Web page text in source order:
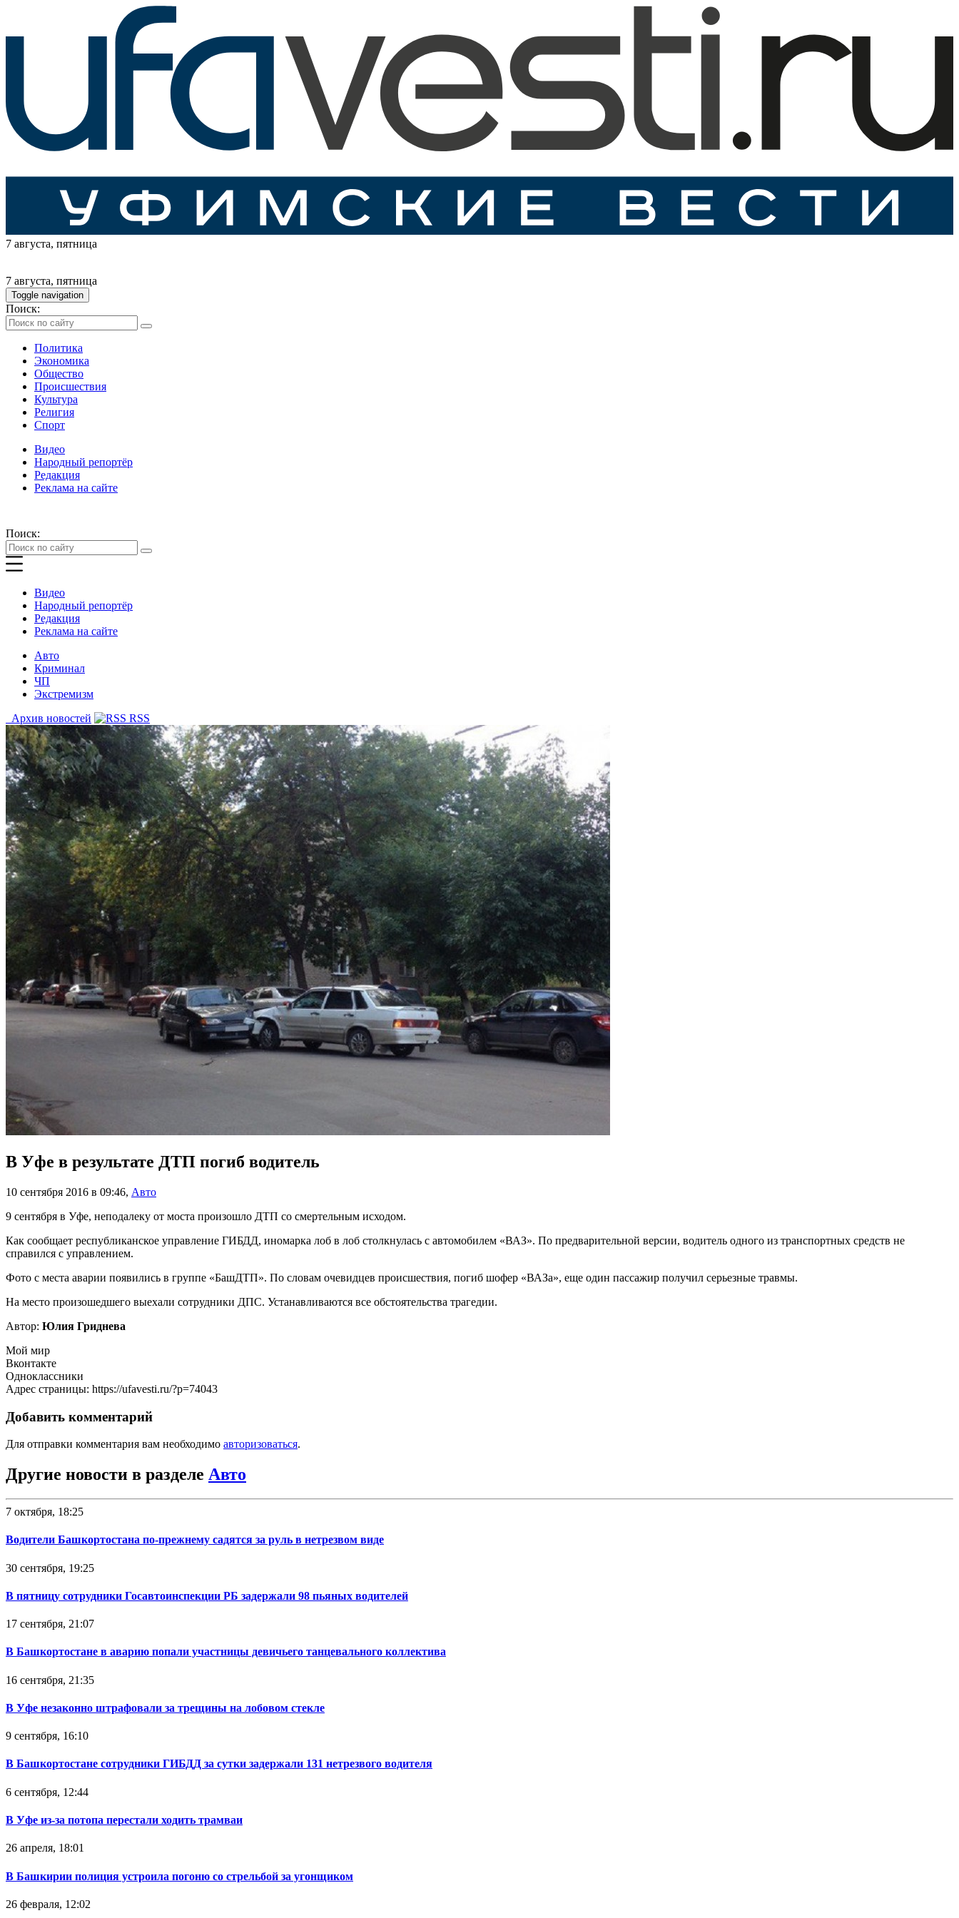
7 августа, пятница
7 августа, пятница
Toggle navigation
Поиск:
Политика
Экономика
Общество
Происшествия
Культура
Религия
Спорт
Видео
Народный репортёр
Редакция
Реклама на сайте
Поиск:
Видео
Народный репортёр
Редакция
Реклама на сайте
Авто
Криминал
ЧП
Экстремизм
Архив новостей
RSS
В Уфе в результате ДТП погиб водитель
10 сентября 2016 в 09:46, Авто
9 сентября в Уфе, неподалеку от моста произошло ДТП со смертельным исходом.
Как сообщает республиканское управление ГИБДД, иномарка лоб в лоб столкнулась с автомобилем «ВАЗ». По предварительной версии, водитель одного из транспортных средств не
справился с управлением.
Фото с места аварии появились в группе «БашДТП». По словам очевидцев происшествия, погиб шофер «ВАЗа», еще один пассажир получил серьезные травмы.
На место произошедшего выехали сотрудники ДПС. Устанавливаются все обстоятельства трагедии.
Автор: Юлия Гриднева
Мой мир
Вконтакте
Одноклассники
Адрес страницы: https://ufavesti.ru/?p=74043
Добавить комментарий
Для отправки комментария вам необходимо авторизоваться.
Другие новости в разделе Авто
7 октября, 18:25
Водители Башкортостана по-прежнему садятся за руль в нетрезвом виде
30 сентября, 19:25
В пятницу сотрудники Госавтоинспекции РБ задержали 98 пьяных водителей
17 сентября, 21:07
В Башкортостане в аварию попали участницы девичьего танцевального коллектива
16 сентября, 21:35
В Уфе незаконно штрафовали за трещины на лобовом стекле
9 сентября, 16:10
В Башкортостане сотрудники ГИБДД за сутки задержали 131 нетрезвого водителя
6 сентября, 12:44
В Уфе из-за потопа перестали ходить трамваи
26 апреля, 18:01
В Башкирии полиция устроила погоню со стрельбой за угонщиком
26 февраля, 12:02